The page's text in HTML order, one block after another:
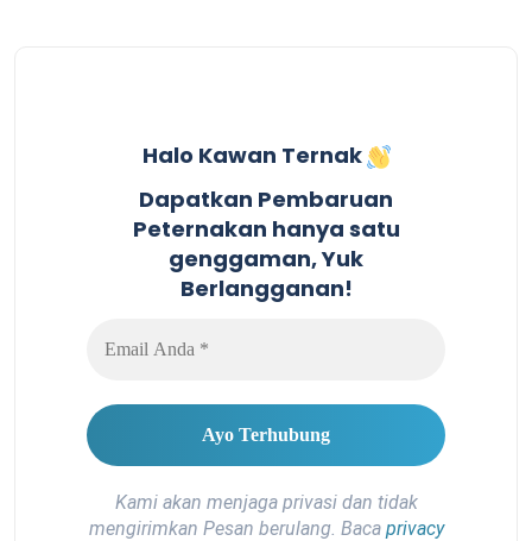
Halo Kawan Ternak
Dapatkan Pembaruan
Peternakan hanya satu
genggaman, Yuk
Berlangganan!
Kami akan menjaga privasi dan tidak
mengirimkan Pesan berulang. Baca privacy